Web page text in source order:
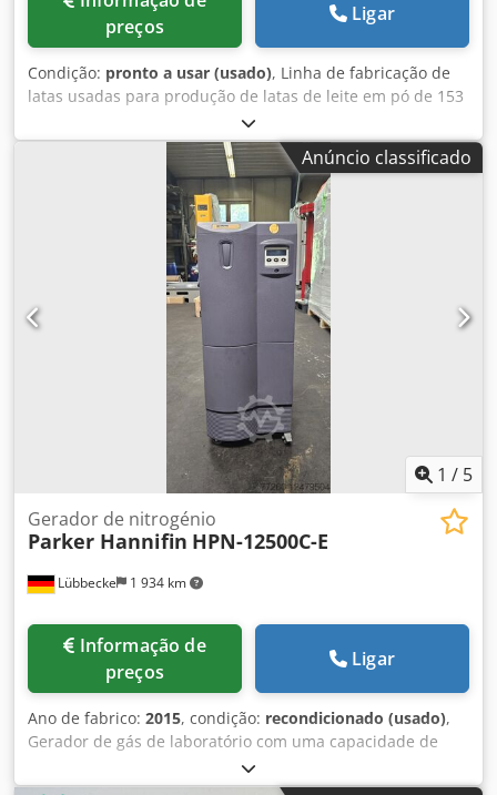
preços
Ligar
Condição: pronto a usar (usado), Linha de fabricação de
latas usadas para produção de latas de leite em pó de 153
mm. Opcional pode ser cotado para outros tamanhos de
latas ou pode ser ajustado para latas de alimentos de 153
mm. - Cortador duplex Krupp Sdvt - Soldador Soudronic
SBW150 - Laca externa grátis - Forno de cura a gás com
ferramentas de precisão - Flangeador Blema KEBS 160 -
Máquina de perfuração Klinghammer SIA 180 Chjdpfx Aevy
Txzjblsa - Costuradora Angelus 50p
Anúncio classificado
1 / 5
Lübbecke 1 934 km
Gerador de nitrogénio
Parker Hannifin HPN-12500C-E
preços
Ligar
Ano de fabrico: 2015, condição: recondicionado (usado),
Gerador de gás de laboratório com uma capacidade de
12,5 litros/minuto e uma pureza de 0,5 % de oxigénio
residual. O sistema foi completamente revisto por nós,